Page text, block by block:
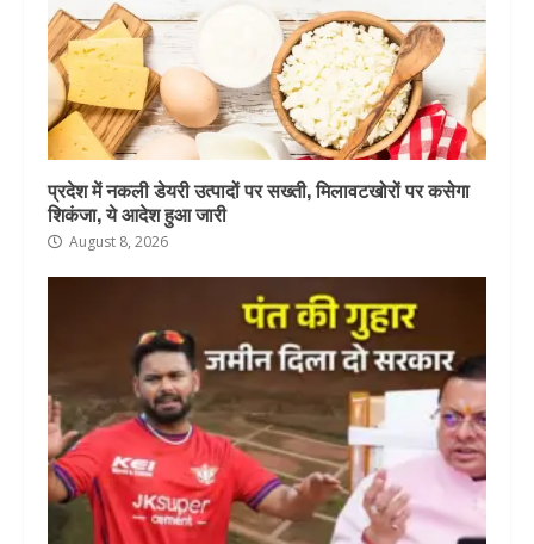
प्रदेश में नकली डेयरी उत्पादों पर सख्ती, मिलावटखोरों पर कसेगा
शिकंजा, ये आदेश हुआ जारी
August 8, 2026